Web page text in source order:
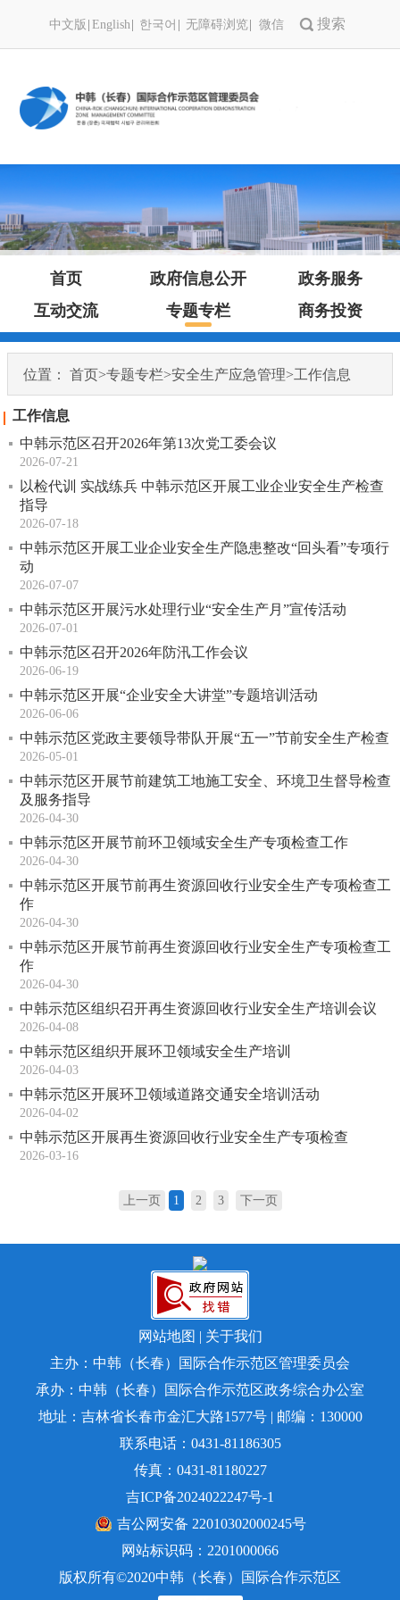
中文版 English 한국어 无障碍浏览 微信
首页 政府信息公开
政务服务
互动交流
专题专栏 商务投资
位置：首页>专题专栏>安全生产应急管理>工作信息
工作信息
中韩示范区召开2026年第13次党工委会议
2026-07-21
以检代训 实战练兵 中韩示范区开展工业企业安全生产检查
指导
2026-07-18
中韩示范区开展工业企业安全生产隐患整改“回头看”专项行
动
2026-07-07
中韩示范区开展污水处理行业“安全生产月”宣传活动
2026-07-01
中韩示范区召开2026年防汛工作会议
2026-06-19
中韩示范区开展“企业安全大讲堂”专题培训活动
2026-06-06
中韩示范区党政主要领导带队开展“五一”节前安全生产检查
2026-05-01
中韩示范区开展节前建筑工地施工安全、环境卫生督导检查
及服务指导
2026-04-30
中韩示范区开展节前环卫领域安全生产专项检查工作
2026-04-30
中韩示范区开展节前再生资源回收行业安全生产专项检查工
作
2026-04-30
中韩示范区开展节前再生资源回收行业安全生产专项检查工
作
2026-04-30
中韩示范区组织召开再生资源回收行业安全生产培训会议
2026-04-08
中韩示范区组织开展环卫领域安全生产培训
2026-04-03
中韩示范区开展环卫领域道路交通安全培训活动
2026-04-02
中韩示范区开展再生资源回收行业安全生产专项检查
2026-03-16
上一页 1 2 3 下一页
网站地图
关于我们
主办：中韩（长春）国际合作示范区管理委员会
承办：中韩（长春）国际合作示范区政务综合办公室
地址：吉林省长春市金汇大路1577号 | 邮编：130000
联系电话：0431-81186305
传真：0431-81180227
吉ICP备2024022247号-1
吉公网安备 22010302000245号
网站标识码：2201000066
版权所有©️2020中韩（长春）国际合作示范区